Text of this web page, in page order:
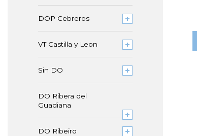
DOP Cebreros
VT Castilla y Leon
Sin DO
DO Ribera del
Guadiana
DO Ribeiro